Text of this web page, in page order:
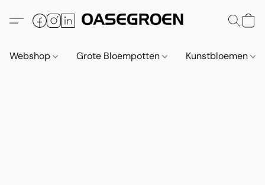
Webshop Grote Bloempotten Kunstbloemen